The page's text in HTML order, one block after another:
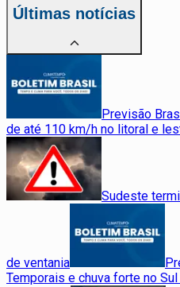
Últimas notícias
Previsão
de até 110 km/h no litoral e
Sudeste
de ventania
Temporais e chuva forte no